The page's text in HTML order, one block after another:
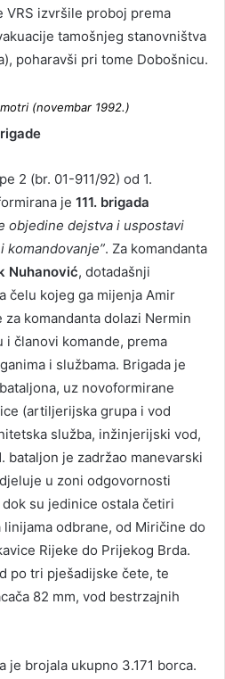
VRS izvršile proboj prema
tamošnjeg stanovništva
poharavši pri tome Dobošnicu.
(novembar 1992.)
2 (br. 01-911/92) od 1.
je 111. brigada
objedine dejstva i uspostavi
. Za komandanta
Nuhanović, dotadašnji
čelu kojeg ga mijenja Amir
komandanta dolazi Nermin
i članovi komande, prema
i službama. Brigada je
uz novoformirane
(artiljerijska grupa i vod
služba, inžinjerijski vod,
bataljon je zadržao manevarski
u zoni odgovornosti
su jedinice ostala četiri
odbrane, od Miričine do
Rijeke do Prijekog Brda.
po tri pješadijske čete, te
82 mm, vod bestrzajnih
je brojala ukupno 3.171 borca.